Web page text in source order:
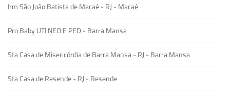
Irm São João Batista de Macaé - RJ - Macaé
Pro Baby UTI NEO E PED - Barra Mansa
Sta Casa de Misericórdia de Barra Mansa - RJ - Barra Mansa
Sta Casa de Resende - RJ - Resende